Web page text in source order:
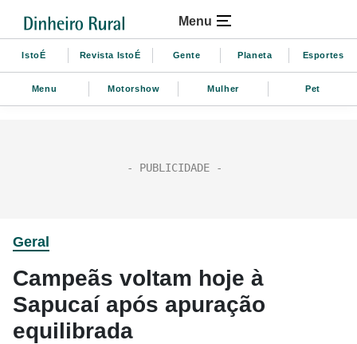
Menu
IstoÉ Revista IstoÉ Gente Planeta Esportes
Menu Motorshow Mulher Pet
Geral
Campeãs voltam hoje à
Sapucaí após apuração
equilibrada